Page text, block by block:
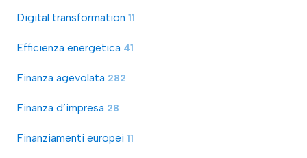
Digital transformation 11
Efficienza energetica 41
Finanza agevolata 282
Finanza d’impresa 28
Finanziamenti europei 11